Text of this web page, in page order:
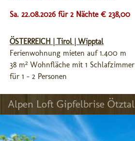
Sa. 22.08.2026 für 2 Nächte € 238,00
ÖSTERREICH | Tirol | Wipptal
Ferienwohnung mieten auf 1.400 m
38 m² Wohnfläche mit 1 Schlafzimmer
für 1 - 2 Personen
Alpen Loft Gipfelbrise Ötztal